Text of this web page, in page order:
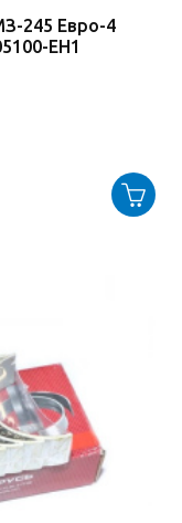
245 Евро-4
ЕН1